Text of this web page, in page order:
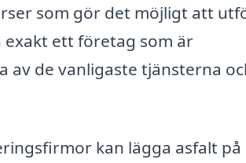
som gör det möjligt att
ett företag som är
av de vanligaste tjänsterna
kan lägga asfalt på